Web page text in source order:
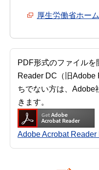
厚生労働省ホー
PDF形式のファイル
Reader DC（旧Adobe
ちでない方は、Adobe
きます。
Adobe Acrobat